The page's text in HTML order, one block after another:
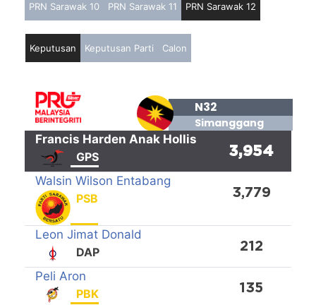
PRN Sarawak 10 PRN Sarawak 11 PRN Sarawak 12
Keputusan Keputusan Parti Calon
N32
Simanggang
Francis Harden Anak Hollis
GPS
3,954
Walsin Wilson Entabang
PSB
3,779
Leon Jimat Donald
DAP
212
Peli Aron
PBK
135